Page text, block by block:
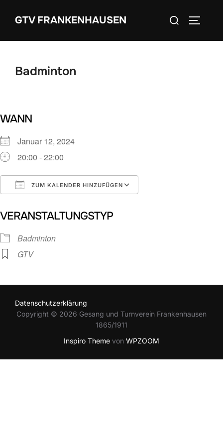
InhaltGTV FRANKENHAUSEN
Suchen
Badminton
WANN
Januar 12, 2024
20:00 - 22:00
ZUM KALENDER HINZUFÜGEN
VERANSTALTUNGSTYP
Badminton
GTV
Datenschutzerklärung
Copyright © 2026 Gesang und Turnverein Frankenhausen
1865/1911
Inspiro Theme von WPZOOM